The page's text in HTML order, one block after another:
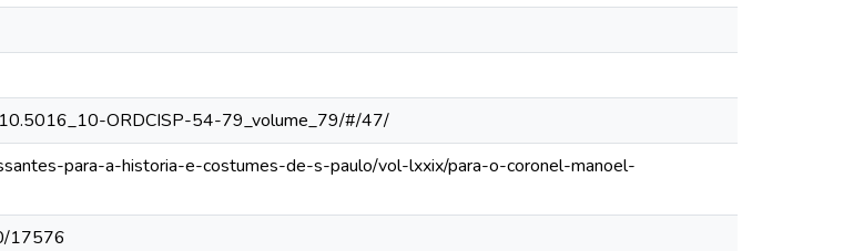
ORDCISP-54-79_volume_79/#/47/
para-a-historia-e-costumes-de-s-paulo/vol-lxxix/para-o-coronel-manoel-
17576